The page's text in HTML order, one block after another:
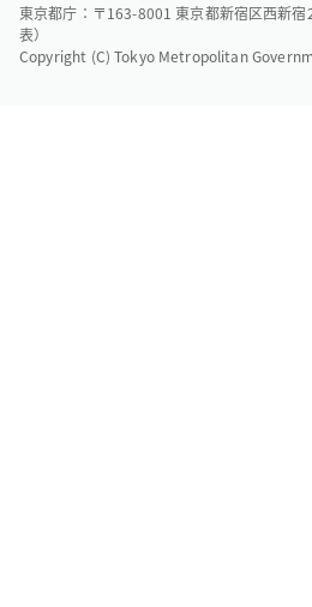
東京都庁：〒163-8001 東京都新宿区西新
表）
Copyright (C) Tokyo Metropolitan